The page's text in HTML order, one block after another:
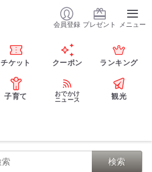
会員登録 プレゼント メニュー
チケット クーポン ランキング
子育て
おでかけ
ニュース
観光